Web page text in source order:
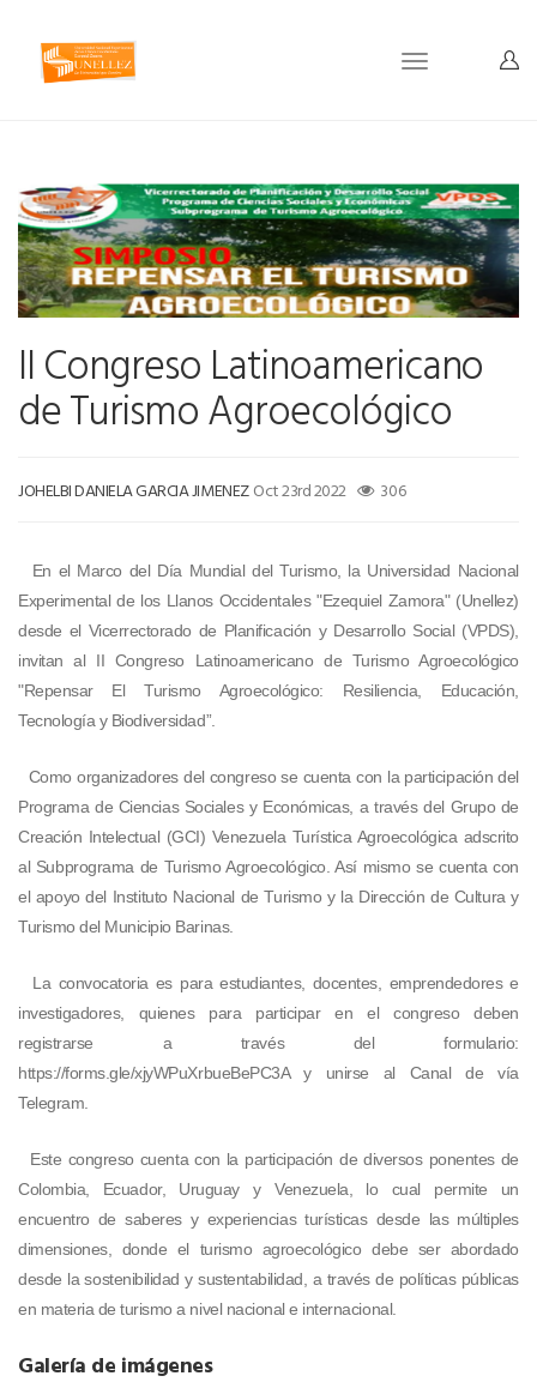
Toggle
II Congreso Latinoamericano
de Turismo Agroecológico
JOHELBI DANIELA GARCIA JIMENEZ Oct 23rd 2022 306
En el Marco del Día Mundial del Turismo, la Universidad Nacional
Experimental de los Llanos Occidentales "Ezequiel Zamora" (Unellez)
desde el Vicerrectorado de Planificación y Desarrollo Social (VPDS),
invitan al II Congreso Latinoamericano de Turismo Agroecológico
"Repensar El Turismo Agroecológico: Resiliencia, Educación,
Tecnología y Biodiversidad”.
Como organizadores del congreso se cuenta con la participación del
Programa de Ciencias Sociales y Económicas, a través del Grupo de
Creación Intelectual (GCI) Venezuela Turística Agroecológica adscrito
al Subprograma de Turismo Agroecológico. Así mismo se cuenta con
el apoyo del Instituto Nacional de Turismo y la Dirección de Cultura y
Turismo del Municipio Barinas.
La convocatoria es para estudiantes, docentes, emprendedores e
investigadores, quienes para participar en el congreso deben
registrarse a través del formulario:
https://forms.gle/xjyWPuXrbueBePC3A y unirse al Canal de vía
Telegram.
Este congreso cuenta con la participación de diversos ponentes de
Colombia, Ecuador, Uruguay y Venezuela, lo cual permite un
encuentro de saberes y experiencias turísticas desde las múltiples
dimensiones, donde el turismo agroecológico debe ser abordado
desde la sostenibilidad y sustentabilidad, a través de políticas públicas
en materia de turismo a nivel nacional e internacional.
Galería de imágenes